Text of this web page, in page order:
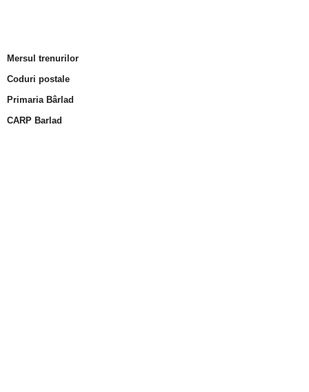
Mersul trenurilor
Coduri postale
Primaria Bârlad
CARP Barlad